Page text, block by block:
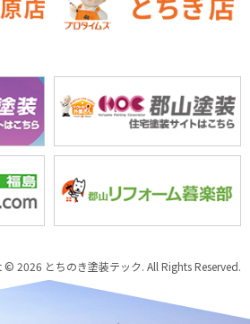
2026 とちのき塗装テック. All Rights Reserved.